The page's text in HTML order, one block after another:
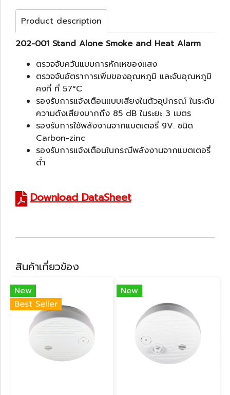
Product description
202-001 Stand Alone Smoke and Heat Alarm
ตรวจจับควันแบบการหักเหของแสง
ตรวจจับอัตราการเพิ่มของอุณหภูมิ และจับอุณหภูมิ
คงที่ ที่ 57°C
รองรับการแจ้งเตือนแบบเสียงในตัวอุปกรณ์ ในระดับ
ความดังเสียงมากถึง 85 dB ในระยะ 3 เมตร
รองรับการใช้พลังงานจากแบตเตอรี่ 9V. ชนิด
Carbon-zinc
รองรับการแจ้งเตือนในกรณีพลังงานจากแบตเตอรี่
ต่ำ
Download DataSheet
สินค้าเกี่ยวข้อง
New
Best Seller
New